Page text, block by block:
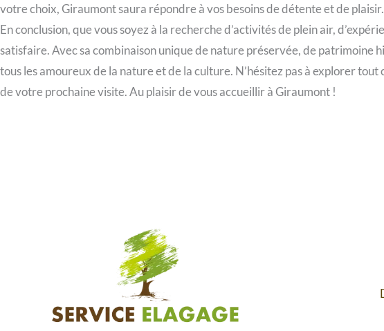
votre choix, Giraumont saura répondre à vos besoins de détente et de plaisir.
En conclusion, que vous soyez à la recherche d’activités de plein air,
satisfaire. Avec sa combinaison unique de nature préservée, de
tous les amoureux de la nature et de la culture. N’hésitez pas à explorer
de votre prochaine visite. Au plaisir de vous accueillir à Giraumont !